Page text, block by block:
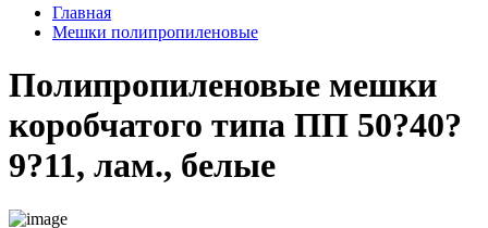
Главная
Мешки полипропиленовые
Полипропиленовые мешки
коробчатого типа ПП 50?40?
9?11, лам., белые